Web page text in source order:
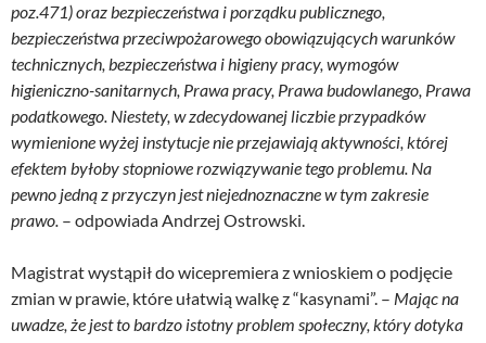
poz.471) oraz bezpieczeństwa i porządku publicznego,
bezpieczeństwa przeciwpożarowego obowiązujących warunków
technicznych, bezpieczeństwa i higieny pracy, wymogów
higieniczno-sanitarnych, Prawa pracy, Prawa budowlanego, Prawa
podatkowego. Niestety, w zdecydowanej liczbie przypadków
wymienione wyżej instytucje nie przejawiają aktywności, której
efektem byłoby stopniowe rozwiązywanie tego problemu. Na
pewno jedną z przyczyn jest niejednoznaczne w tym zakresie
prawo. – odpowiada Andrzej Ostrowski.
Magistrat wystąpił do wicepremiera z wnioskiem o podjęcie
zmian w prawie, które ułatwią walkę z “kasynami”. – Mając na
uwadze, że jest to bardzo istotny problem społeczny, który dotyka